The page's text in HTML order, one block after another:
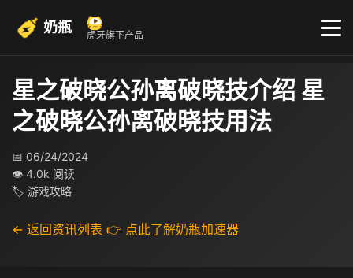
奶瓶 虎牙旗下产品
星之破晓公孙离破晓技介绍 星
之破晓公孙离破晓技用法
📅 06/24/2024
👁 4.0k 阅读
🏷 游戏攻略
← 返回资讯列表 👉 点此了解奶瓶加速器